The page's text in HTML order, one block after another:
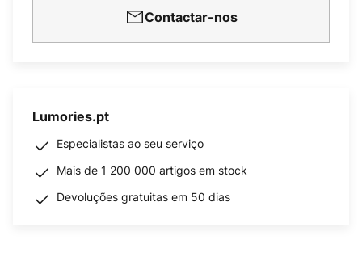
Contactar-nos
Lumories.pt
Especialistas ao seu serviço
Mais de 1 200 000 artigos em stock
Devoluções gratuitas em 50 dias